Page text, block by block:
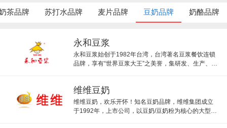
茶品牌 苏打水品牌 麦片品牌 豆奶品牌 奶酪品牌
永和豆浆
永和豆浆始创于1982年台湾，台湾著名豆浆餐饮连锁
品牌，享有“世界豆浆大王”之美誉，集研发、生产、销
维维豆奶
维维豆奶，欢乐开怀！知名豆奶品牌，维维集团成立
于1992年，上市公司，以豆奶/豆奶粉为核心的大型食